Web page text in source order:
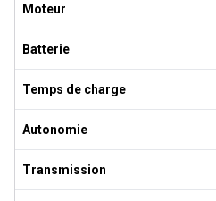
Moteur
Batterie
Temps de charge
Autonomie
Transmission